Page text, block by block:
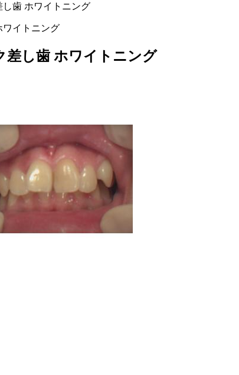
歯 ホワイトニング
ワイトニング
差し歯 ホワイトニング